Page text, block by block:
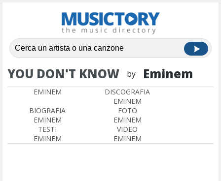
YOU DON'T KNOW by Eminem
EMINEM
DISCOGRAFIA
EMINEM
BIOGRAFIA
EMINEM
FOTO
EMINEM
TESTI
EMINEM
VIDEO
EMINEM